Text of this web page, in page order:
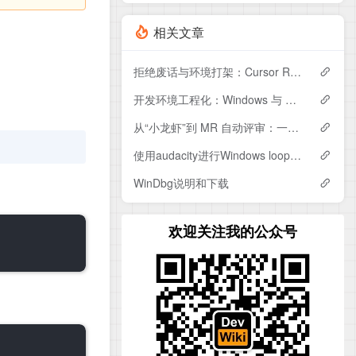
相关文章
拒绝废话与环境打架：Cursor Rule深度配置实战
开发环境工程化：Windows 与 WSL 共用 Gitea Access Token 认证实战
从“小龙虾”到 MR 自动评审：一个更工程化的 AI 自动化框架设计
使用audacity进行Windows loopback测试
WinDbg说明和下载
欢迎关注我的公众号